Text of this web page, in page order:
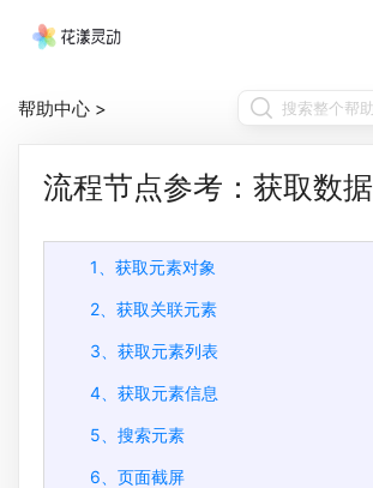
帮助中心 >
流程节点参考：获取数据
1、获取元素对象
2、获取关联元素
3、获取元素列表
4、获取元素信息
5、搜索元素
6、页面截屏